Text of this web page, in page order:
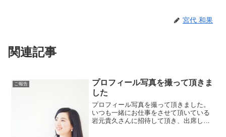
宮代 和果
関連記事
ご報告
プロフィール写真を撮って頂きま
した
プロフィール写真を撮って頂きました。
いつも一緒にお仕事をさせて頂いている
岩元貴久さんに招待して頂き、出席した